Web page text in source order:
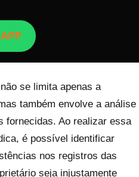
se limita apenas a
também envolve a análise
fornecidas. Ao realizar essa
é possível identificar
nos registros das
seja injustamente